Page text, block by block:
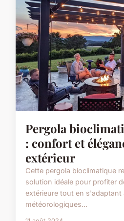
Pergola
: confort et
extérieur
Cette pergola bioclimatique
solution idéale pour profiter
extérieure tout en
météorologiques...